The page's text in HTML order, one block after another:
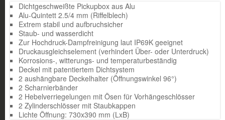
Dichtgeschweißte Pickupbox aus Alu
Alu-Quintett 2.5/4 mm (Riffelblech)
Extrem stabil und aufbruchsicher
Staub- und wasserdicht
Zur Hochdruck-Dampfreinigung laut IP69K geeignet
Druckausgleichselement (verhindert Über- oder Unterdruck)
Korrosions-, witterungs- und temperaturbeständig
Deckel mit patentiertem Dichtsystem
2 aushängbare Deckelhalter (Öffnungswinkel 96°)
2 Scharnierbänder
2 Hebelverriegelungen mit Ösen für Vorhängeschlösser
2 Zylinderschlösser mit Staubkappen
Lichte Öffnung: 730x390 mm (LxB)